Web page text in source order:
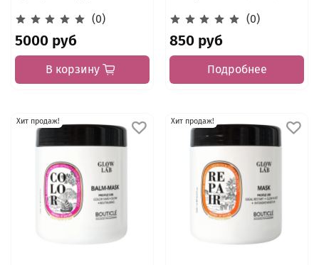
(0)
5000 руб
В корзину
(0)
850 руб
Подробнее
Хит продаж! Хит продаж!